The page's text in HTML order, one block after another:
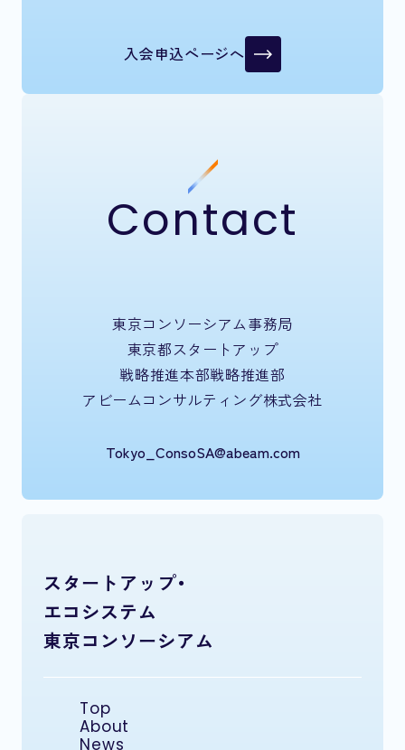
入会申込ページへ
Contact
東京コンソーシアム事務局
東京都スタートアップ
戦略推進本部戦略推進部
アビームコンサルティング株式会社
Tokyo_ConsoSA@abeam.com
スタートアップ・
エコシステム
東京コンソーシアム
Top
About
News